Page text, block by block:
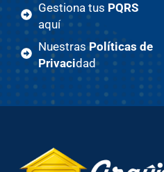
Gestiona tus PQRS
aquí
NuestrasPolíticas de
Privacidad